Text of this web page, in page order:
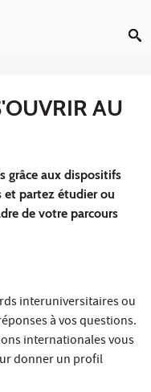
AU
grâce aux dispositifs
et partez étudier ou
de votre parcours
interuniversitaires ou
à vos questions.
internationales vous
donner un profil